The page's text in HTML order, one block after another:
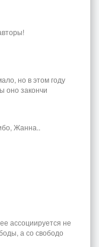
но в этом году
оно закончи
Жанна..
ассоциируется не
а со свободо